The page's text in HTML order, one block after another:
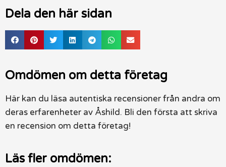
Dela den här sidan
Omdömen om detta företag
Här kan du läsa autentiska recensioner från andra om
deras erfarenheter av Åshild. Bli den första att skriva
en recension om detta företag!
Läs fler omdömen: